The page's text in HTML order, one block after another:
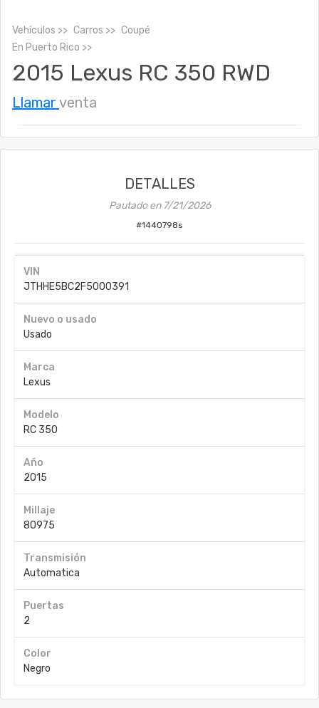
Vehículos Carros
Coupé
En Puerto Rico
2015 Lexus RC 350 RWD
Llamar venta
DETALLES
Pautado en 7/21/2026
#1440798s
VIN
JTHHE5BC2F5000391
Nuevo o usado
Usado
Marca
Lexus
Modelo
RC 350
Año
2015
Millaje
80975
Transmisión
Automatica
Puertas
2
Color
Negro